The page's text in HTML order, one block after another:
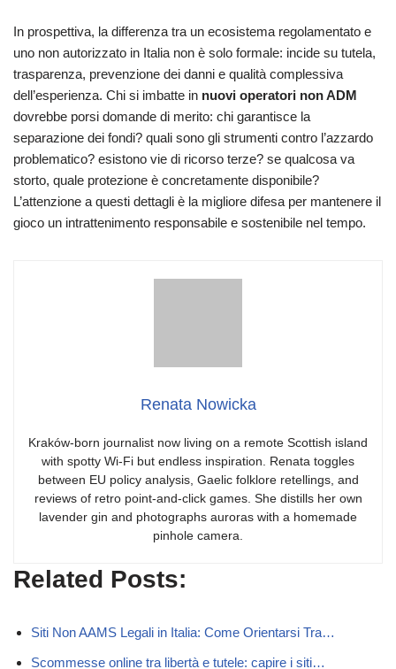
In prospettiva, la differenza tra un ecosistema regolamentato e
uno non autorizzato in Italia non è solo formale: incide su tutela,
trasparenza, prevenzione dei danni e qualità complessiva
dell’esperienza. Chi si imbatte in nuovi operatori non ADM
dovrebbe porsi domande di merito: chi garantisce la
separazione dei fondi? quali sono gli strumenti contro l’azzardo
problematico? esistono vie di ricorso terze? se qualcosa va
storto, quale protezione è concretamente disponibile?
L’attenzione a questi dettagli è la migliore difesa per mantenere il
gioco un intrattenimento responsabile e sostenibile nel tempo.
Renata Nowicka
Kraków-born journalist now living on a remote Scottish island
with spotty Wi-Fi but endless inspiration. Renata toggles
between EU policy analysis, Gaelic folklore retellings, and
reviews of retro point-and-click games. She distills her own
lavender gin and photographs auroras with a homemade
pinhole camera.
Related Posts:
Siti Non AAMS Legali in Italia: Come Orientarsi Tra…
Scommesse online tra libertà e tutele: capire i siti…